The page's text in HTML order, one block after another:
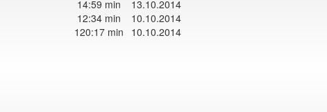
14:59 min
13.10.2014
12:34 min
10.10.2014
120:17 min 10.10.2014